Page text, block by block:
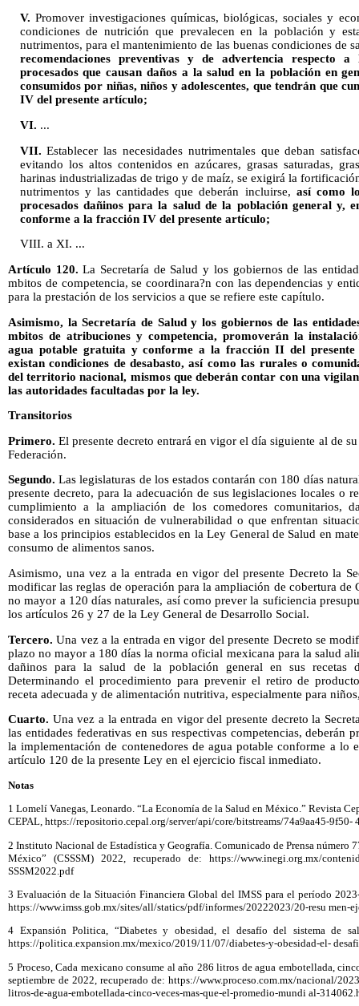
V. Promover investigaciones químicas, biológicas, sociales y
condiciones de nutrición que prevalecen en la población y
nutrimentos, para el mantenimiento de las buenas condiciones de
recomendaciones preventivas y de advertencia respecto
procesados que causan daños a la salud en la población en
consumidos por niñas, niños y adolescentes, que tendrán que
IV del presente artículo;
VI. ...
VII.Establecer las necesidades nutrimentales que deban
evitando los altos contenidos en azúcares, grasas saturadas,
harinas industrializadas de trigo y de maíz, se exigirá la
nutrimentos y las cantidades que deberán incluirse, así como
procesados dañinos para la salud de la población general y,
conforme a la fracción IV del presente artículo;
VIII. a XI. ...
Artículo 120.La Secretaría de Salud y los gobiernos de las
mbitos de competencia, se coordinara?n con las dependencias y
para la prestación de los servicios a que se refiere este capítulo.
Asimismo, la Secretaría de Salud y los gobiernos de las
mbitos de atribuciones y competencia, promoverán la
agua potable gratuita y conforme a la fracción II del presente
existan condiciones de desabasto, así como las rurales o
del territorio nacional, mismos que deberán contar con una
las autoridades facultadas por la ley.
Transitorios
Primero.El presente decreto entrará en vigor el día siguiente al de
Federación.
Segundo.Las legislaturas de los estados contarán con 180 días
presente decreto, para la adecuación de sus legislaciones locales o
cumplimiento a la ampliación de los comedores comunitarios,
considerados en situación de vulnerabilidad o que enfrentan
base a los principios establecidos en la Ley General de Salud en
consumo de alimentos sanos.
Asimismo, una vez a la entrada en vigor del presente Decreto la
modificar las reglas de operación para la ampliación de cobertura de
no mayor a 120 días naturales, así como prever la suficiencia
los artículos 26 y 27 de la Ley General de Desarrollo Social.
Tercero.Una vez a la entrada en vigor del presente Decreto se
plazo no mayor a 180 días la norma oficial mexicana para la salud
dañinos para la salud de la población general en sus recetas
Determinando el procedimiento para prevenir el retiro de
receta adecuada y de alimentación nutritiva, especialmente para
Cuarto. Una vez a la entrada en vigor del presente decreto la
las entidades federativas en sus respectivas competencias, deberán
la implementación de contenedores de agua potable conforme a lo
artículo 120 de la presente Ley en el ejercicio fiscal inmediato.
Notas
1 Lomelí Vanegas, Leonardo. “La Economía de la Salud en México.” Revista
CEPAL, https://repositorio.cepal.org/server/api/core/bitstreams/74a9aa45-9f50-
2 Instituto Nacional de Estadística y Geografía. Comunicado de Prensa número
México” (CSSSM) 2022, recuperado de: https://www.inegi.org.mx/
SSSM2022.pdf
3 Evaluación de la Situación Financiera Global del IMSS para el período
https://www.imss.gob.mx/sites/all/statics/pdf/informes/20222023/20-resu men-
4 Expansión Politica, “Diabetes y obesidad, el desafío del sistema de
https://politica.expansion.mx/mexico/2019/11/07/diabetes-y-obesidad-el-
5 Proceso, Cada mexicano consume al año 286 litros de agua embotellada,
septiembre de 2022, recuperado de: https://www.proceso.com.mx/nacional/
litros-de-agua-embotellada-cinco-veces-mas-que-el-promedio-mundi al-